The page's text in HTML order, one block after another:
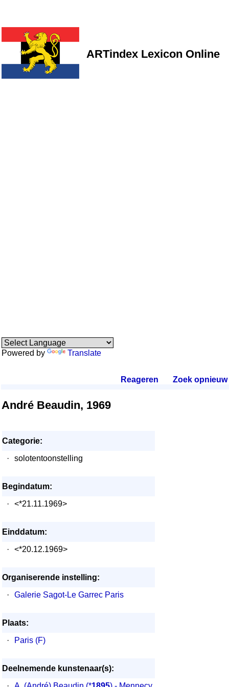
ARTindex Lexicon Online
Powered by Translate
Reageren Zoek opnieuw.
André Beaudin, 1969
Categorie:
·
solotentoonstelling
Begindatum:
·
<*21.11.1969>
Einddatum:
·
<*20.12.1969>
Organiserende instelling:
·
Galerie Sagot-Le Garrec Paris
Plaats:
·
Paris (F)
Deelnemende kunstenaar(s):